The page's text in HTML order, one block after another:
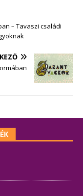
– Tavaszi családi